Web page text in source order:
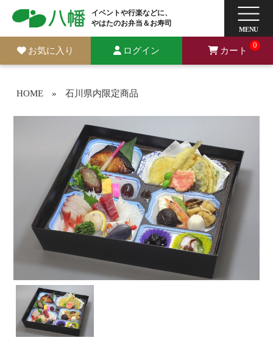
イベントや行楽などに、
やはたのお弁当＆お寿司
お気に入り ログイン カート
0
HOME » 石川県内限定商品